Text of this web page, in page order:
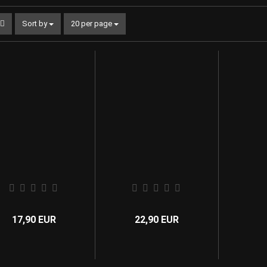
Sort by
Sort by 20 per page
per page
17,90 EUR 22,90 EUR